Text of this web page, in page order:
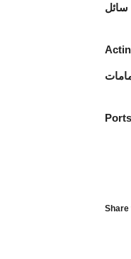
سائل
Share